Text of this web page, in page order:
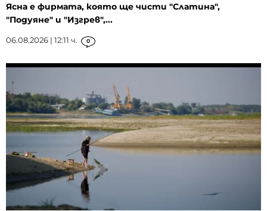
Ясна е фирмата, която ще чисти "Слатина",
"Подуяне" и "Изгрев",...
06.08.2026 | 12:11 ч. 0